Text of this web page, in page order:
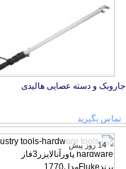
جاروبک و دسته عصایی هالیدی
تماس بگیرید
14 روز پیش